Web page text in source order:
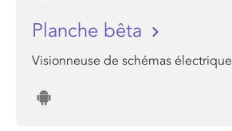
Planche bêta
Visionneuse de schémas électrique